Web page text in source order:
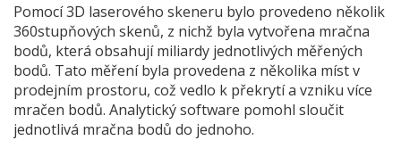
Pomocí 3D laserového skeneru bylo provedeno několik
360stupňových skenů, z nichž byla vytvořena mračna
bodů, která obsahují miliardy jednotlivých měřených
bodů. Tato měření byla provedena z několika míst v
prodejním prostoru, což vedlo k překrytí a vzniku více
mračen bodů. Analytický software pomohl sloučit
jednotlivá mračna bodů do jednoho.